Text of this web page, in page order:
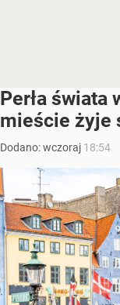
Perła świata
mieście żyje
Dodano:wczoraj 18:54